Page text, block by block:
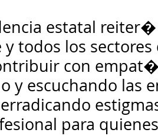
estatal
y todos los
con
y escuchando las
para